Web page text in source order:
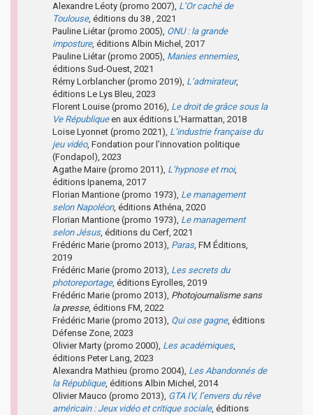
Alexandre Léoty (promo 2007), L’Or caché de
Toulouse, éditions du 38 , 2021
Pauline Liétar (promo 2005), ONU : la grande
imposture, éditions Albin Michel, 2017
Pauline Liétar (promo 2005), Manies ennemies,
éditions Sud-Ouest, 2021
Rémy Lorblancher (promo 2019), L’admirateur,
éditions Le Lys Bleu, 2023
Florent Louise (promo 2016), Le droit de grâce sous la
Ve Républiqueen aux éditions L’Harmattan, 2018
Loise Lyonnet (promo 2021), L’industrie française du
jeu vidéo, Fondation pour l’innovation politique
(Fondapol), 2023
Agathe Maire (promo 2011), L’hypnose et moi,
éditions Ipanema, 2017
Florian Mantione (promo 1973), Le management
selon Napoléon, éditions Athéna, 2020
Florian Mantione (promo 1973), Le management
selon Jésus, éditions du Cerf, 2021
Frédéric Marie (promo 2013), Paras, FM Éditions,
2019
Frédéric Marie (promo 2013), Les secrets du
photoreportage, éditions Eyrolles, 2019
Frédéric Marie (promo 2013), Photojournalisme sans
la presse, éditions FM, 2022
Frédéric Marie (promo 2013), Qui ose gagne, éditions
Défense Zone, 2023
Olivier Marty (promo 2000), Les académiques,
éditions Peter Lang, 2023
Alexandra Mathieu (promo 2004), Les Abandonnés de
la République, éditions Albin Michel, 2014
Olivier Mauco (promo 2013), GTA IV, l’envers du rêve
américain : Jeux vidéo et critique sociale, éditions